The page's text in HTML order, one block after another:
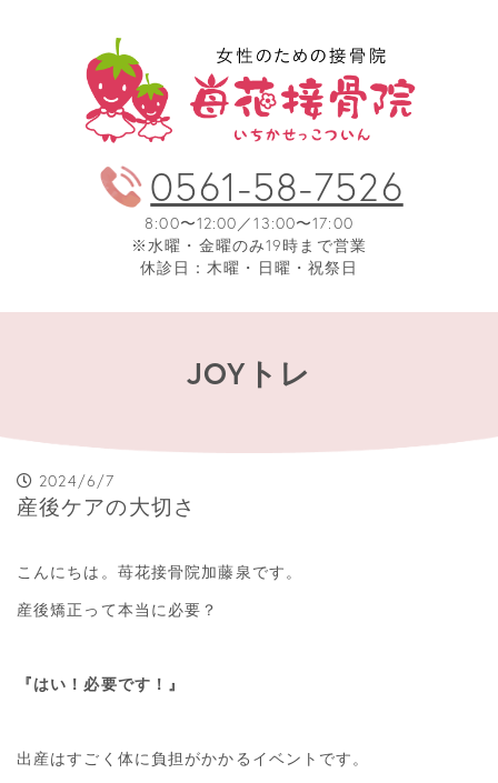
0561-58-7526
8:00〜12:00／13:00〜17:00
※水曜・金曜のみ19時まで営業
休診日：木曜・日曜・祝祭日
JOYトレ
2024/6/7
産後ケアの大切さ
こんにちは。苺花接骨院加藤泉です。
産後矯正って本当に必要？
『はい！必要です！』
出産はすごく体に負担がかかるイベントです。